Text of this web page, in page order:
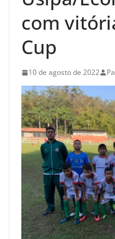
com
Cup
10 de agosto de 2022